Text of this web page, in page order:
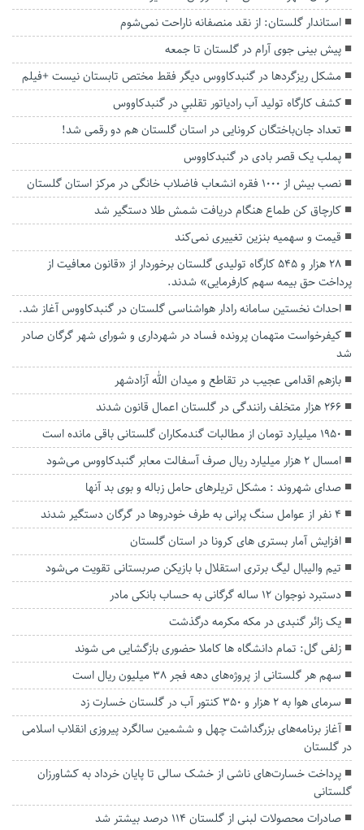
استاندار گلستان: از نقد منصفانه ناراحت نمی‌شوم
پیش بینی جوی آرام در گلستان تا جمعه
مشکل ریزگردها در گنبدکاووس دیگر فقط مختص تابستان نیست +فیلم
کشف کارگاه توليد آب رادياتور تقلبي در گنبدکاووس
تعداد جان‌باختگان کرونایی در استان گلستان هم دو رقمی شد!
پملب یک قصر بادی در گنبدکاووس
نصب بیش از ۱۰۰۰ فقره انشعاب فاضلاب خانگی در مرکز استان گلستان
کارچاق کن طماع هنگام دریافت شمش طلا دستگیر شد
قیمت و سهمیه بنزین تغییری نمی‌کند
۲۸ هزار و ۵۴۵ کارگاه تولیدی گلستان برخوردار از «قانون معافیت از
پرداخت حق بیمه سهم کارفرمایی» شدند.
احداث نخستین سامانه رادار هواشناسی گلستان در گنبدکاووس آغاز شد.
کیفرخواست متهمان پرونده فساد در شهرداری و شورای شهر گرگان صادر
شد
بازهم اقدامی عجیب در تقاطع و میدان الله آزادشهر
۲۶۶ هزار متخلف رانندگی در گلستان اعمال قانون شدند
۱۹۵۰ میلیارد تومان از مطالبات گندمکاران گلستانی باقی مانده است
امسال ۲ هزار میلیارد ریال صرف آسفالت معابر گنبدکاووس می‌شود
صدای شهروند : مشکل تریلرهای حامل زباله و بوی بد آنها
۴ نفر از عوامل سنگ پرانی به طرف خودروها در گرگان دستگیر شدند
افزایش آمار بستری های کرونا در استان گلستان
تیم والیبال لیگ برتری استقلال با بازیکن صربستانی تقویت می‌شود
دستبرد نوجوان ۱۲ ساله گرگانی به حساب بانکی مادر
یک زائر گنبدی در مکه مکرمه درگذشت
زلفی گل: تمام دانشگاه ها کاملا حضوری بازگشایی می شوند
سهم هر گلستانی از پروژه‌های دهه فجر ۳۸ میلیون ریال است
سرمای هوا به ۲ هزار و ۳۵۰ کنتور آب در گلستان خسارت زد
آغاز برنامه‌های بزرگداشت چهل و ششمین سالگرد پیروزی انقلاب اسلامی
در گلستان
پرداخت خسارت‌های ناشی از خشک سالی تا پایان خرداد به کشاورزان
گلستانی
صادرات محصولات لبنی از گلستان ۱۱۴ درصد بیشتر شد